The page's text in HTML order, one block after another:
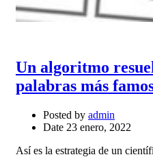
Un algoritmo
palabras más
Posted by admin
Date 23 enero, 2022
Así es la estrategia de un